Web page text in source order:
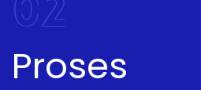
Proses